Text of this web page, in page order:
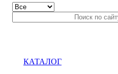
КАТАЛОГ